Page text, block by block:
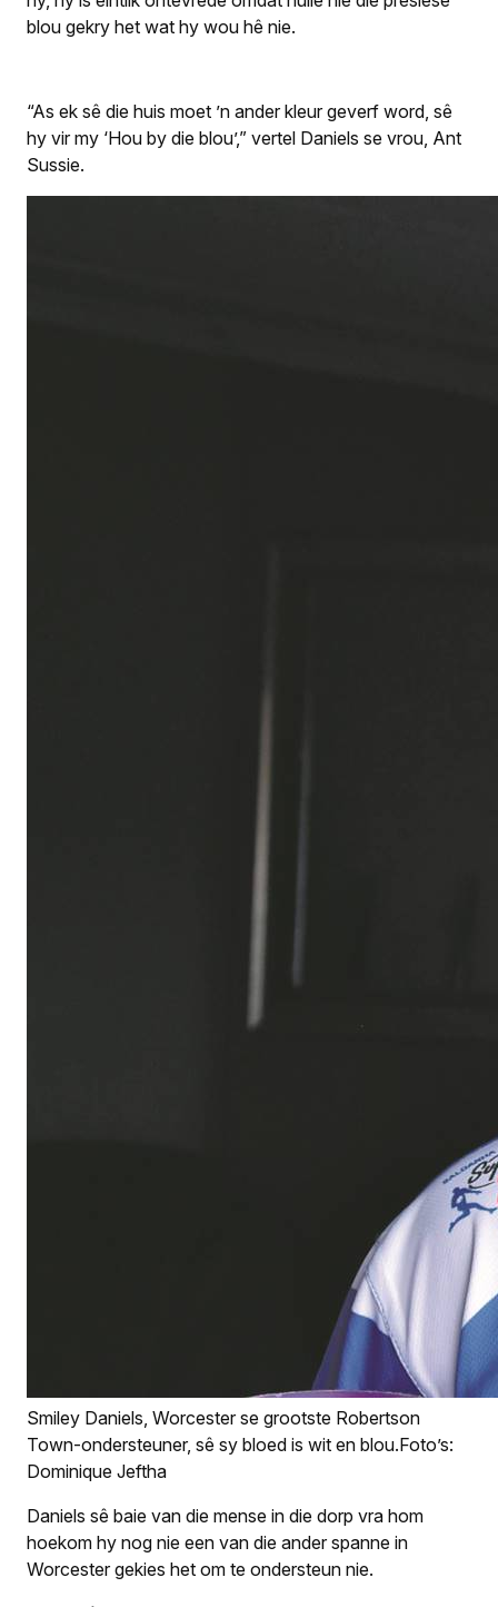
blou gekry het wat hy wou hê nie.
“As ek sê die huis moet ’n ander kleur geverf word, sê
hy vir my ‘Hou by die blou’,” vertel Daniels se vrou, Ant
Sussie.
Smiley Daniels, Worcester se grootste Robertson
Town-ondersteuner, sê sy bloed is wit en blou.Foto’s:
Dominique Jeftha
Daniels sê baie van die mense in die dorp vra hom
hoekom hy nog nie een van die ander spanne in
Worcester gekies het om te ondersteun nie.